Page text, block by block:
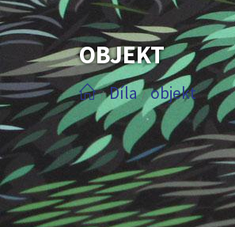
OBJEKT
/ Díla / objekt